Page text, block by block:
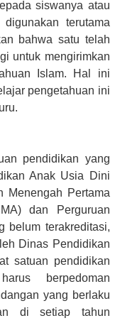
siswanya atau
terutama
bahwa satu telah
untuk mengirimkan
Islam. Hal ini
pengetahuan ini
pendidikan yang
Anak Usia Dini
Menengah Pertama
dan Perguruan
belum terakreditasi,
Dinas Pendidikan
satuan pendidikan
berpedoman
yang berlaku
di setiap tahun